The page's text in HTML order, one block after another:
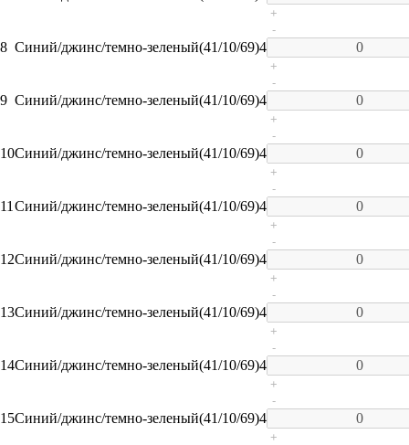
+
8 Синий/джинс/темно-зеленый(41/10/69)4
-
+
9 Синий/джинс/темно-зеленый(41/10/69)4
-
+
10Синий/джинс/темно-зеленый(41/10/69)4
-
+
11 Синий/джинс/темно-зеленый(41/10/69)4
-
+
12Синий/джинс/темно-зеленый(41/10/69)4
-
+
13Синий/джинс/темно-зеленый(41/10/69)4
-
+
14Синий/джинс/темно-зеленый(41/10/69)4
-
+
15Синий/джинс/темно-зеленый(41/10/69)4
-
+